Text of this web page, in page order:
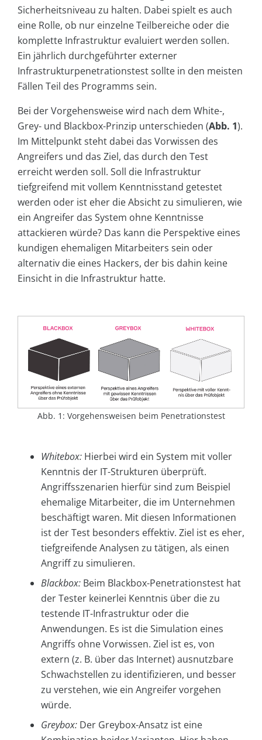
Sicherheitsniveau zu halten. Dabei spielt es auch
eine Rolle, ob nur einzelne Teilbereiche oder die
komplette Infrastruktur evaluiert werden sollen.
Ein jährlich durchgeführter externer
Infrastrukturpenetrationstest sollte in den meisten
Fällen Teil des Programms sein.
Bei der Vorgehensweise wird nach dem White-,
Grey- und Blackbox-Prinzip unterschieden (Abb. 1).
Im Mittelpunkt steht dabei das Vorwissen des
Angreifers und das Ziel, das durch den Test
erreicht werden soll. Soll die Infrastruktur
tiefgreifend mit vollem Kenntnisstand getestet
werden oder ist eher die Absicht zu simulieren, wie
ein Angreifer das System ohne Kenntnisse
attackieren würde? Das kann die Perspektive eines
kundigen ehemaligen Mitarbeiters sein oder
alternativ die eines Hackers, der bis dahin keine
Einsicht in die Infrastruktur hatte.
Abb. 1: Vorgehensweisen beim Penetrationstest
Whitebox: Hierbei wird ein System mit voller
Kenntnis der IT-Strukturen überprüft.
Angriffsszenarien hierfür sind zum Beispiel
ehemalige Mitarbeiter, die im Unternehmen
beschäftigt waren. Mit diesen Informationen
ist der Test besonders effektiv. Ziel ist es eher,
tiefgreifende Analysen zu tätigen, als einen
Angriff zu simulieren.
Blackbox: Beim Blackbox-Penetrationstest hat
der Tester keinerlei Kenntnis über die zu
testende IT-Infrastruktur oder die
Anwendungen. Es ist die Simulation eines
Angriffs ohne Vorwissen. Ziel ist es, von
extern (z. B. über das Internet) ausnutzbare
Schwachstellen zu identifizieren, und besser
zu verstehen, wie ein Angreifer vorgehen
würde.
Greybox: Der Greybox-Ansatz ist eine